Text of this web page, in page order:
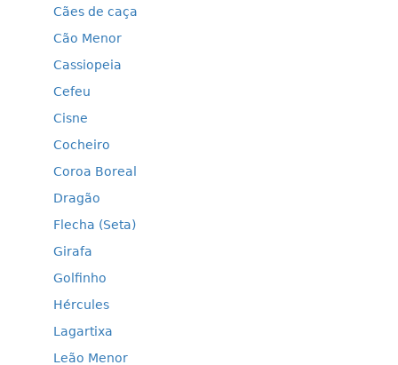
Cães de caça
Cão Menor
Cassiopeia
Cefeu
Cisne
Cocheiro
Coroa Boreal
Dragão
Flecha (Seta)
Girafa
Golfinho
Hércules
Lagartixa
Leão Menor